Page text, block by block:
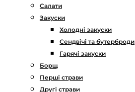
Салати
Закуски
Холодні закуски
Сендвічі та бутерброди
Гарячі закуски
Борщ
Перші страви
Другі страви